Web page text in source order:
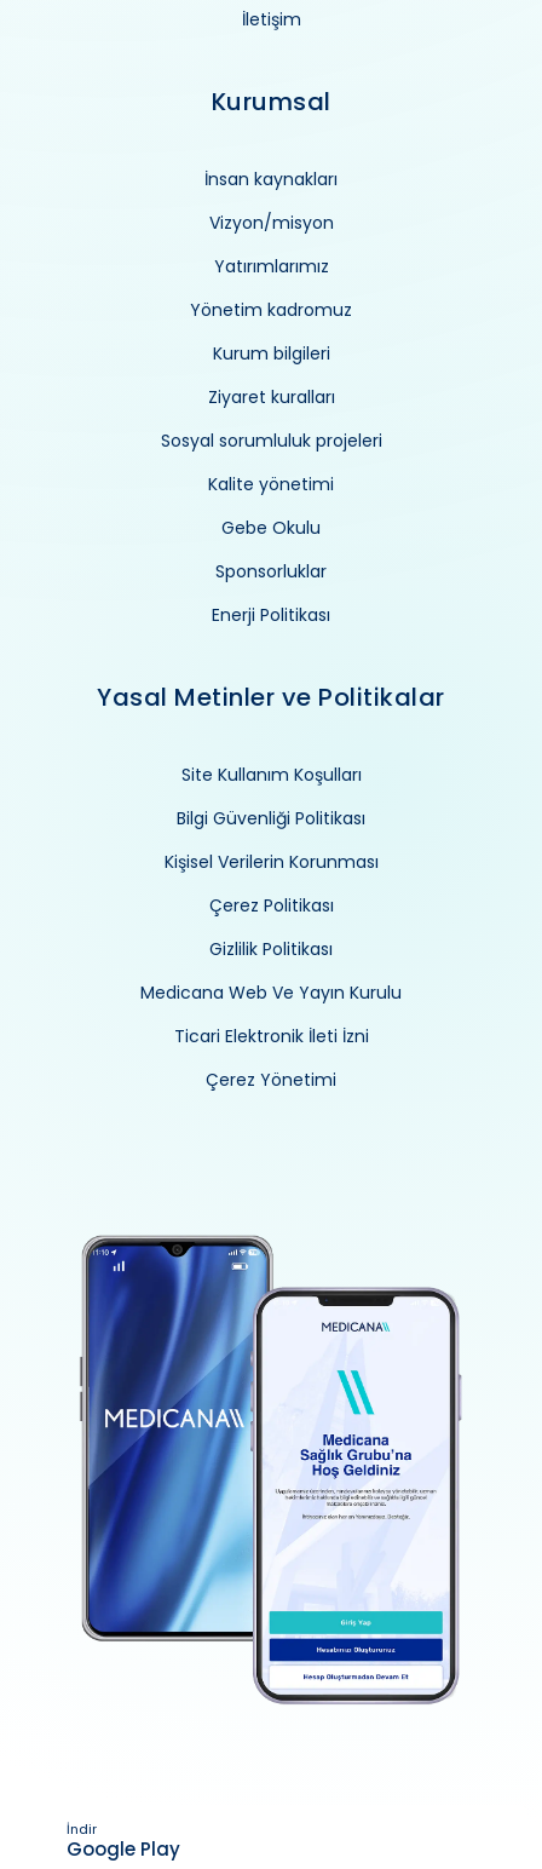
İletişim
Kurumsal
İnsan kaynakları
Vizyon/misyon
Yatırımlarımız
Yönetim kadromuz
Kurum bilgileri
Ziyaret kuralları
Sosyal sorumluluk projeleri
Kalite yönetimi
Gebe Okulu
Sponsorluklar
Enerji Politikası
Yasal Metinler ve Politikalar
Site Kullanım Koşulları
Bilgi Güvenliği Politikası
Kişisel Verilerin Korunması
Çerez Politikası
Gizlilik Politikası
Medicana Web Ve Yayın Kurulu
Ticari Elektronik İleti İzni
Çerez Yönetimi
İndir
Google Play